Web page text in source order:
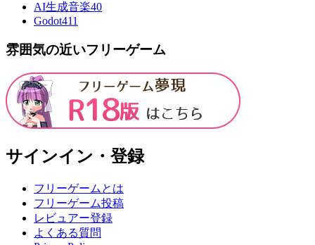
AI生成音楽40
Godot411
雰囲気の近いフリーゲーム
サインイン・登録
フリーゲームとは
フリーゲーム投稿
レビュアー登録
よくある質問